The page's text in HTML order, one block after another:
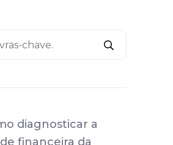
diagnosticar a
financeira da